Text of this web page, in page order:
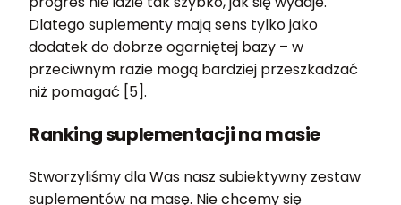
Dlatego suplementy mają sens tylko jako
dodatek do dobrze ogarniętej bazy – w
przeciwnym razie mogą bardziej przeszkadzać
niż pomagać [5].
Ranking suplementacji na masie
Stworzyliśmy dla Was nasz subiektywny zestaw
suplementów na masę. Nie chcemy się